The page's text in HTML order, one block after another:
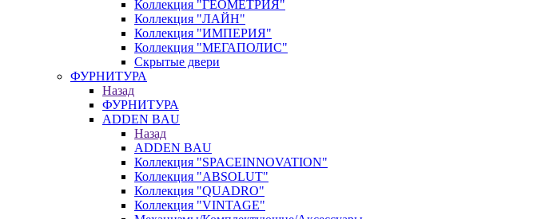
Коллекция "ГЕОМЕТРИЯ"
Коллекция "ЛАЙН"
Коллекция "ИМПЕРИЯ"
Коллекция "МЕГАПОЛИС"
Скрытые двери
ФУРНИТУРА
Назад
ФУРНИТУРА
ADDEN BAU
Назад
ADDEN BAU
Коллекция "SPACEINNOVATION"
Коллекция "ABSOLUT"
Коллекция "QUADRO"
Коллекция "VINTAGE"